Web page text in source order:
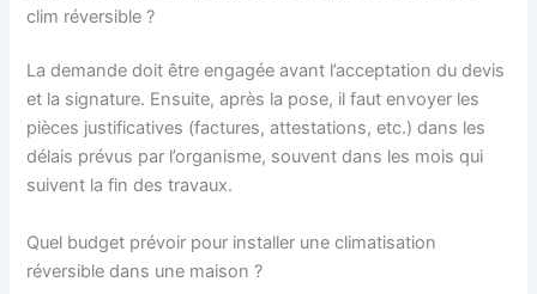
clim réversible ?
La demande doit être engagée avant l’acceptation du devis
et la signature. Ensuite, après la pose, il faut envoyer les
pièces justificatives (factures, attestations, etc.) dans les
délais prévus par l’organisme, souvent dans les mois qui
suivent la fin des travaux.
Quel budget prévoir pour installer une climatisation
réversible dans une maison ?